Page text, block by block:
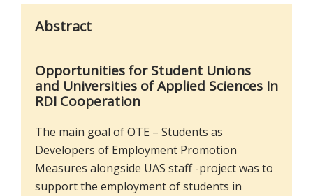
Abstract
Opportunities for Student Unions
and Universities of Applied Sciences In
RDI Cooperation
The main goal of OTE – Students as
Developers of Employment Promotion
Measures alongside UAS staff -project was to
support the employment of students in